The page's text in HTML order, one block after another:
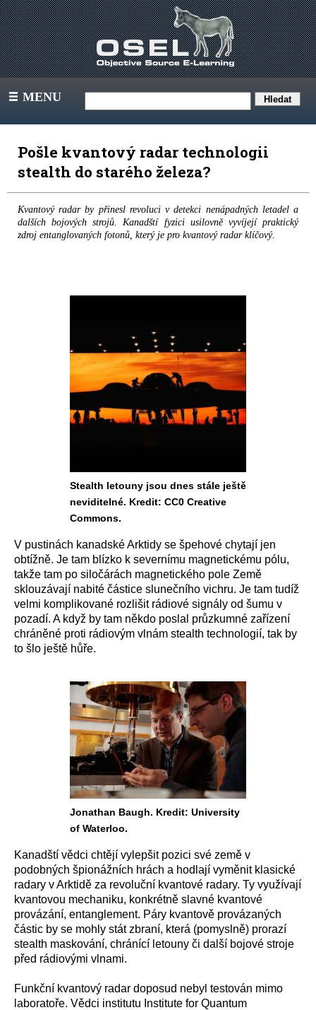
III MENU
Pošle kvantový radar technologii
stealth do starého železa?
Kvantový radar by přinesl revoluci v detekci nenápadných letadel a
dalších bojových strojů. Kanadští fyzici usilovně vyvíjejí praktický
zdroj entanglovaných fotonů, který je pro kvantový radar klíčový.
Stealth letouny jsou dnes stále ještě
neviditelné. Kredit: CC0 Creative
Commons.
V pustinách kanadské Arktidy se špehové chytají jen
obtížně. Je tam blízko k severnímu magnetickému pólu,
takže tam po siločárách magnetického pole Země
sklouzávají nabité částice slunečního vichru. Je tam tudíž
velmi komplikované rozlišit rádiové signály od šumu v
pozadí. A když by tam někdo poslal průzkumné zařízení
chráněné proti rádiovým vlnám stealth technologií, tak by
to šlo ještě hůře.
Jonathan Baugh. Kredit: University
of Waterloo.
Kanadští vědci chtějí vylepšit pozici své země v
podobných špionážních hrách a hodlají vyměnit klasické
radary v Arktidě za revoluční kvantové radary. Ty využívají
kvantovou mechaniku, konkrétně slavné kvantové
provázání, entanglement. Páry kvantově provázaných
částic by se mohly stát zbraní, která (pomyslně) prorazí
stealth maskování, chránící letouny či další bojové stroje
před rádiovými vlnami.
Funkční kvantový radar doposud nebyl testován mimo
laboratoře. Vědci institutu Institute for Quantum